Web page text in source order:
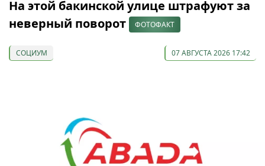
На этой бакинской улице штрафуют за
неверный поворот
ФОТОФАКТ
СОЦИУМ 07 АВГУСТА 2026 17:42